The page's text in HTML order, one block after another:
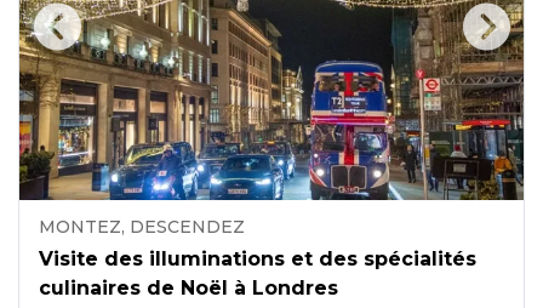
MONTEZ, DESCENDEZ
Visite des illuminations et des spécialités
culinaires de Noël à Londres